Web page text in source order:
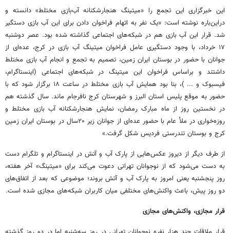
این خبرگزاری این تجمع را «میتینگ هنجارشکنانه آب‌بازی مختلط» دانسته و
دراین‌باره نوشته است: «یک نفر به اتهام فراخوان دادن برای این آب بازی دستگیر
شد. قرار این آب بازی هم در شبکه‌های اجتماعی گذاشته شده بود. عصر دوشنبه
۱۷ خرداد، با وجود دستگیری عامل فراخوان میتینگ آب بازی در کرج، عده‌ای از
جوانان با حضور در بوستان ایران زمین، تصمیم به تجمع و انجام آب بازی مختلط
داشتند و براساس فراخوان این میتینگ در شبکه‌های اجتماعی (اینستاگرام،
فیسبوک و ... )، بنا بود همایش آب بازی مختلط در ساعت ۱۸ برگزار شود که با
حضور به موقع پلیس استان البرز و شهرستان کرج نافرجام ماند.‌ سال گذشته هم
در نخستین روز از ماه مبارک رمضان، نمایش هنجارشکنانه آب بازی مختلط و
روزه‌خواری در ملأ عام با حضور عده‌ای از جوانان زیر ۲۰‌سال در بوستان ایران زمین
کرج و بوستان تندرستی فردیس شکل گرفت.»
از طرف دیگر از دیروز عکس‌هایی از پارک آب و آتش در اینستاگرام و تلگرام دست
به دست می‌شود که از نوجوانان تهرانی دعوت می‌کند برای «میتینگ» آخر هفته،
روز پنجشنبه یعنی امروز به پارک آب و آتش بروند؛ موضوعی که بعد از اتفاق‌های
دو روز پیش، باعث واکنش‌های مختلفی میان کاربران شبکه‌های مجازی شده است.
قرار مجازی، واکنش‌های مجازی